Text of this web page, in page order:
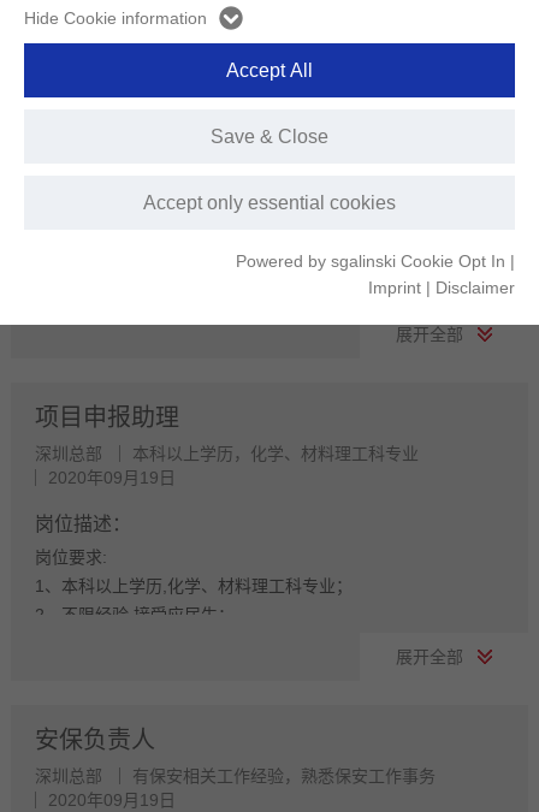
Hide Cookie information
Accept only essential cookies
Save & Close
Accept All
Powered by sgalinski Cookie Opt In |
Imprint | Disclaimer
行政人事经理
5年以上年行政、人事相关工作经验
1、负责总部日常接待和后勤管理以及各分子公司大型接待等行
2、负责集团人事招聘、绩效考核、激励等人事类工作
2、5年以上年行政、人事相关工作经验,
划性和实施执行的能力；
沟通、协调能力,适应短期出差。
5、有上市公司、制造业经验优先
我要投简历
展开全部
项目申报助理
深圳总部
本科以上学历，化学、材料理工科专业
2020年09月19日
岗位描述：
岗位要求:
1、本科以上学历,化学、材料理工科专业；
2、不限经验,接受应届生；
2. 负责各类资质、荣誉和补贴的申报工作
4. 负责收集国家和地方政府各部门优惠、扶持、奖励政策信
展开全部
安保负责人
深圳总部
有保安相关工作经验，熟悉保安工作事务
2020年09月19日